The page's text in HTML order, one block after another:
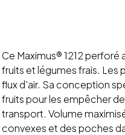
Ce Maximus® 1212
fruits et légumes frais. Les
flux d'air. Sa conception
fruits pour les empêcher
transport. Volume
convexes et des poches